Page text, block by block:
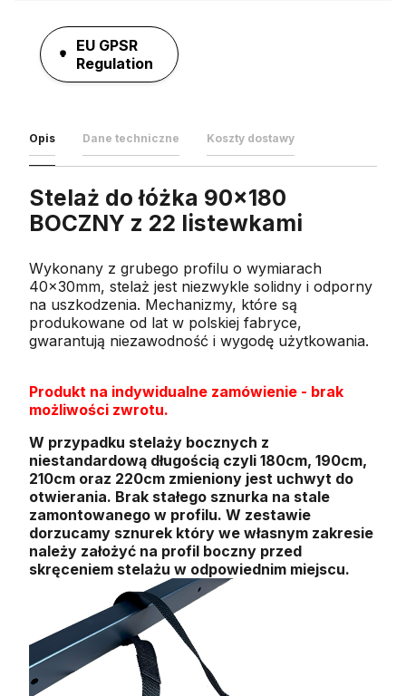
EU GPSR
Regulation
Opis Dane techniczne Koszty dostawy
Stelaż do łóżka 90x180
BOCZNY z 22 listewkami
Wykonany z grubego profilu o wymiarach
40x30mm, stelaż jest niezwykle solidny i odporny
na uszkodzenia. Mechanizmy, które są
produkowane od lat w polskiej fabryce,
gwarantują niezawodność i wygodę użytkowania.
Produkt na indywidualne zamówienie - brak
możliwości zwrotu.
W przypadku stelaży bocznych z
niestandardową długością czyli 180cm, 190cm,
210cm oraz 220cm zmieniony jest uchwyt do
otwierania. Brak stałego sznurka na stale
zamontowanego w profilu. W zestawie
dorzucamy sznurek który we własnym zakresie
należy założyć na profil boczny przed
skręceniem stelażu w odpowiednim miejscu.